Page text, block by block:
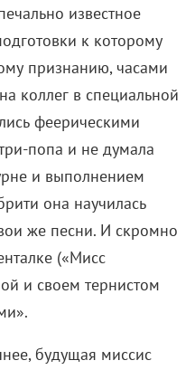
известное
к которому
признанию, часами
коллег в специальной
феерическими
попа и не думала
и выполнением
она научилась
же песни. И скромно
(«Мисс
и своем тернистом
будущая миссис